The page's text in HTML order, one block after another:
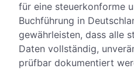
für eine steuerkonforme
Buchführung in
gewährleisten, dass alle
Daten vollständig,
prüfbar dokumentiert